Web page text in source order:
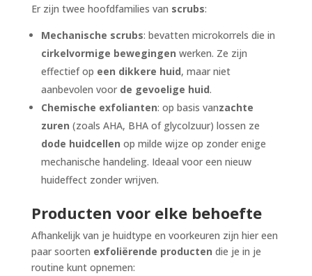
Er zijn twee hoofdfamilies van scrubs:
Mechanische scrubs: bevatten microkorrels die in
cirkelvormige bewegingen werken. Ze zijn
effectief op een dikkere huid, maar niet
aanbevolen voor de gevoelige huid.
Chemische exfolianten: op basis vanzachte
zuren (zoals AHA, BHA of glycolzuur) lossen ze
dode huidcellen op milde wijze op zonder enige
mechanische handeling. Ideaal voor een nieuw
huideffect zonder wrijven.
Producten voor elke behoefte
Afhankelijk van je huidtype en voorkeuren zijn hier een
paar soorten exfoliërende producten die je in je
routine kunt opnemen: